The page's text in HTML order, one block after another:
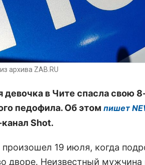
архива ZAB.RU
девочка в Чите спасла свою
педофила. Об этом пишет
Shot.
19 июля, когда
дворе. Неизвестный